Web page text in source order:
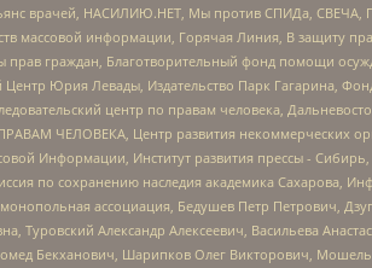
врачей, НАСИЛИЮ.НЕТ, Мы против СПИДа, СВЕЧА,
массовой информации, Горячая Линия, В защиту
граждан, Благотворительный фонд помощи
Юрия Левады, Издательство Парк Гагарина,
центр по правам человека,
ЧЕЛОВЕКА, Центр развития некоммерческих
Информации, Институт развития прессы -
по сохранению наследия академика Сахарова,
ассоциация, Бедушев Петр Петрович,
Туровский Александр Алексеевич, Васильева
Бекханович, Шарипков Олег Викторович,